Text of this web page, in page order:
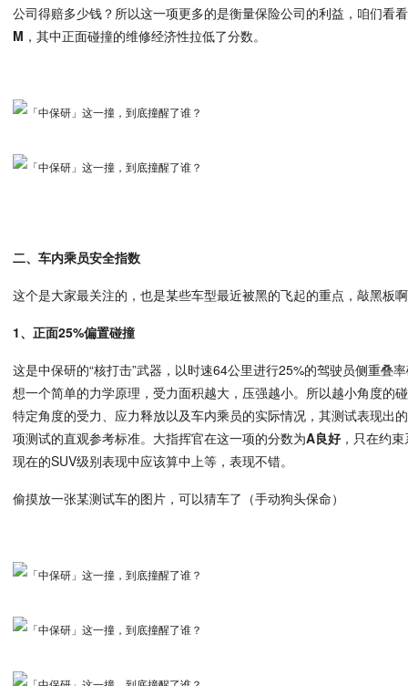
公司得赔多少钱？所以这一项更多的是衡量保险公司的利益，咱们看
M ，其中正面碰撞的维修经济性拉低了分数。
二、车内乘员安全指数
这个是大家最关注的，也是某些车型最近被黑的飞起的重点，敲黑板
1、正面25%偏置碰撞
这是中保研的“核打击”武器，以时速64公里进行25%的驾驶员侧重叠
想一个简单的力学原理，受力面积越大，压强越小。所以越小角度的
特定角度的受力、应力释放以及车内乘员的实际情况，其测试表现出的
项测试的直观参考标准。大指挥官在这一项的分数为A良好 ，只在约
现在的SUV级别表现中应该算中上等，表现不错。
偷摸放一张某测试车的图片，可以猜车了（手动狗头保命）